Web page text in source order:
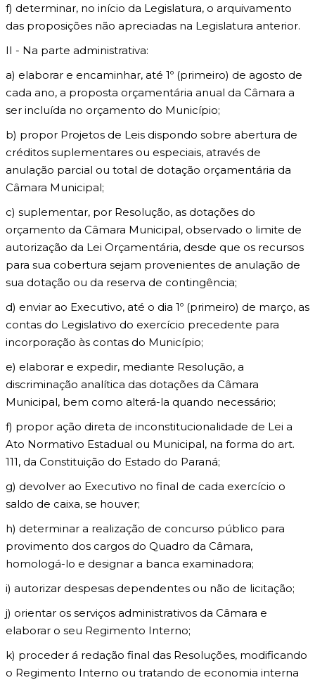
f) determinar, no início da Legislatura, o arquivamento
das proposições não apreciadas na Legislatura anterior.
II - Na parte administrativa:
a) elaborar e encaminhar, até 1º (primeiro) de agosto de
cada ano, a proposta orçamentária anual da Câmara a
ser incluída no orçamento do Município;
b) propor Projetos de Leis dispondo sobre abertura de
créditos suplementares ou especiais, através de
anulação parcial ou total de dotação orçamentária da
Câmara Municipal;
c) suplementar, por Resolução, as dotações do
orçamento da Câmara Municipal, observado o limite de
autorização da Lei Orçamentária, desde que os recursos
para sua cobertura sejam provenientes de anulação de
sua dotação ou da reserva de contingência;
d) enviar ao Executivo, até o dia 1º (primeiro) de março, as
contas do Legislativo do exercício precedente para
incorporação às contas do Município;
e) elaborar e expedir, mediante Resolução, a
discriminação analítica das dotações da Câmara
Municipal, bem como alterá-la quando necessário;
f) propor ação direta de inconstitucionalidade de Lei a
Ato Normativo Estadual ou Municipal, na forma do art.
111, da Constituição do Estado do Paraná;
g) devolver ao Executivo no final de cada exercício o
saldo de caixa, se houver;
h) determinar a realização de concurso público para
provimento dos cargos do Quadro da Câmara,
homologá-lo e designar a banca examinadora;
i) autorizar despesas dependentes ou não de licitação;
j) orientar os serviços administrativos da Câmara e
elaborar o seu Regimento Interno;
k) proceder á redação final das Resoluções, modificando
o Regimento Interno ou tratando de economia interna